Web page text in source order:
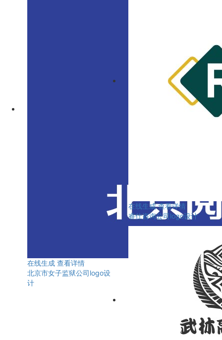
在线生成 查看详情
北京市女子监狱公司logo设
计
在线生成 查看详情
睿仕咨询公司logo设计